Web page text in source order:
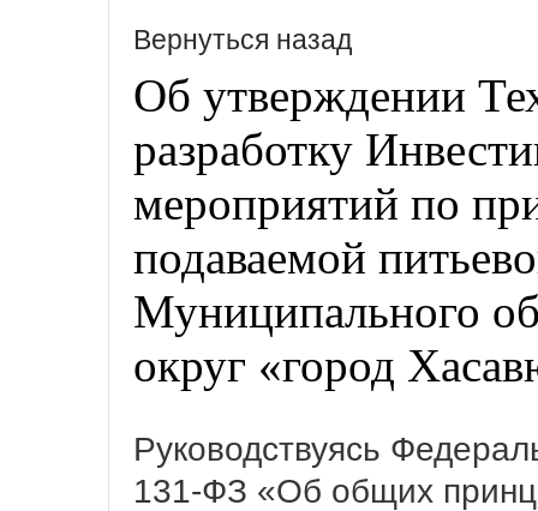
Вернуться назад
Об утверждении
разработку
мероприятий по
подаваемой
Муниципального
округ «город
Руководствуясь
131-ФЗ «Об общих